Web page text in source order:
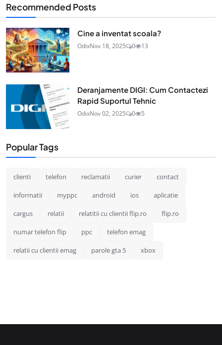
Recommended Posts
Cine a inventat scoala?
OdixNov 18, 2025 0 13
Deranjamente DIGI: Cum Contactezi
Rapid Suportul Tehnic
OdixNov 02, 2025 0 5
Popular Tags
clienti telefon reclamatii curier contact
informatii myppc android ios aplicatie
cargus relatii relatitii cu clientii flip.ro flip.ro
numar telefon flip ppc telefon emag
relatii cu clientii emag parole gta 5 xbox